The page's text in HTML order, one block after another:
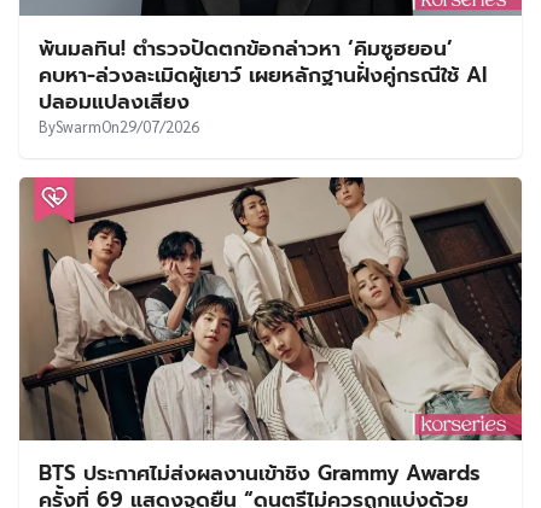
พ้นมลทิน! ตำรวจปัดตกข้อกล่าวหา ‘คิมซูฮยอน’
คบหา-ล่วงละเมิดผู้เยาว์ เผยหลักฐานฝั่งคู่กรณีใช้ AI
ปลอมแปลงเสียง
BySwarmOn29/07/2026
BTS ประกาศไม่ส่งผลงานเข้าชิง Grammy Awards
ครั้งที่ 69 แสดงจุดยืน “ดนตรีไม่ควรถูกแบ่งด้วย